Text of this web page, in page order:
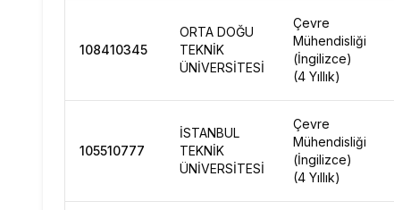
108410345
ORTA DOĞU
TEKNİK
ÜNİVERSİTESİ
Çevre
Mühendisliği
(İngilizce)
(4 Yıllık)
105510777
İSTANBUL
TEKNİK
ÜNİVERSİTESİ
Çevre
Mühendisliği
(İngilizce)
(4 Yıllık)